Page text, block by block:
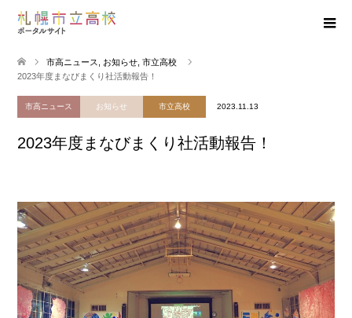
市高ニュース お知らせ, 市立高校
2023年度まなびまくり社活動報告！
市高ニュース お知らせ 市立高校 2023.11.13
2023年度まなびまくり社活動報告！